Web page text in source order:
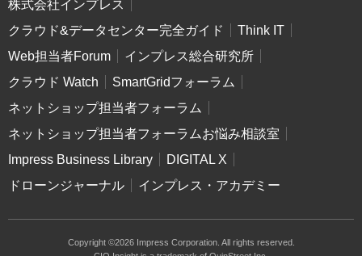
株式会社インプレス
クラウド&データセンター完全ガイド
Think IT
Web担当者Forum
インプレス総合研究所
クラウド Watch
SmartGridフォーラム
ネットショップ担当者フォーラム
ネットショップ担当者フォーラムお悩み相談室
Impress Business Library
DIGITAL X
ドローンジャーナル
インプレス・アカデミー
Copyright ©2026 Impress Corporation. All rights reserved.